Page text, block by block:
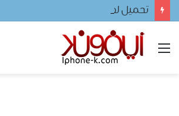
تحميل لعبه فيفا ٢٠٢٤ للجوال
القائمة